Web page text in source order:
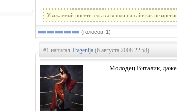
Уважаемый посетитель вы вошли на сайт как
(голосов: 1)
#1 написал: Evgenija (6 августа 2008 22:58)
Молодец Виталик, даже